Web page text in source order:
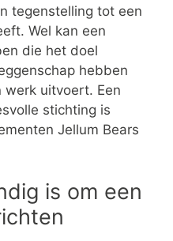
tegenstelling tot een
Wel kan een
die het doel
hebben
werk uitvoert. Een
stichting is
Jellum Bears
is om een